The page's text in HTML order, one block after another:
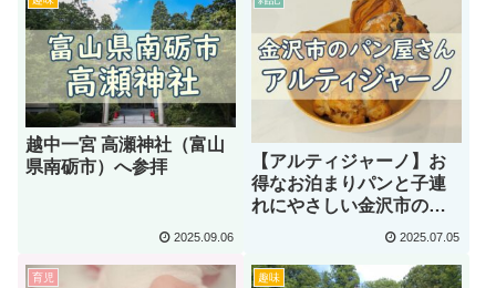
越中一宮 高瀬神社（富山
県南砺市）へ参拝
2025.09.06
【アルティジャーノ】お
得なお泊まりパンと子連
れにやさしい金沢市のパ
2025.07.05
育児 趣味